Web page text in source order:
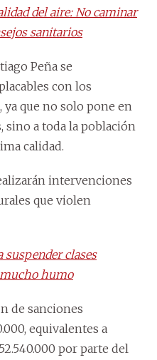
del aire: No caminar
sanitarios
Peña se
con los
ya que no solo pone en
sino a toda la población
calidad.
intervenciones
que violen
suspender clases
mucho humo
de sanciones
equivalentes a
por parte del